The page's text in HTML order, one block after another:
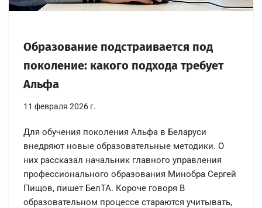
Образование подстраивается под
поколение: какого подхода требует
Альфа
11 февраля 2026 г.
Для обучения поколения Альфа в Беларуси
внедряют новые образовательные методики. О
них рассказал начальник главного управления
профессионального образования Минобра Сергей
Пищов, пишет БелТА. Короче говоря В
образовательном процессе стараются учитывать,